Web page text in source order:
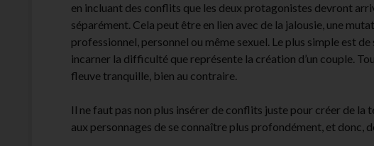
en incluant des conflits que les deux protagonistes devront
séparément. Cela peut être en lien avec de la jalousie, une
professionnel, personnel ou même sexuel. Le plus simple est
incarner la difficulté que représente la création d’un couple.
fleuve tranquille, bien au contraire.
Il ne faut pas non plus insérer de conflits juste pour créer de
aux personnages de se connaître plus profondément, et donc,